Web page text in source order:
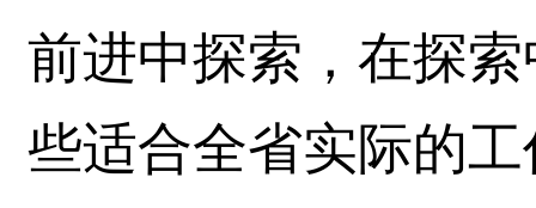
前进中探索，在探
些适合全省实际的